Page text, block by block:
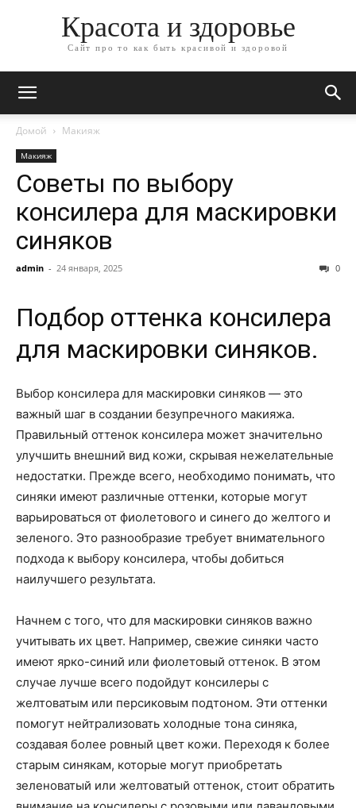
Красота и здоровье
Сайт про то как быть красивой и здоровой
Домой Макияж
Макияж
Советы по выбору
консилера для маскировки
синяков
admin - 24 января, 2025 0
Подбор оттенка консилера
для маскировки синяков.
Выбор консилера для маскировки синяков — это
важный шаг в создании безупречного макияжа.
Правильный оттенок консилера может значительно
улучшить внешний вид кожи, скрывая нежелательные
недостатки. Прежде всего, необходимо понимать, что
синяки имеют различные оттенки, которые могут
варьироваться от фиолетового и синего до желтого и
зеленого. Это разнообразие требует внимательного
подхода к выбору консилера, чтобы добиться
наилучшего результата.
Начнем с того, что для маскировки синяков важно
учитывать их цвет. Например, свежие синяки часто
имеют ярко-синий или фиолетовый оттенок. В этом
случае лучше всего подойдут консилеры с
желтоватым или персиковым подтоном. Эти оттенки
помогут нейтрализовать холодные тона синяка,
создавая более ровный цвет кожи. Переходя к более
старым синякам, которые могут приобретать
зеленоватый или желтоватый оттенок, стоит обратить